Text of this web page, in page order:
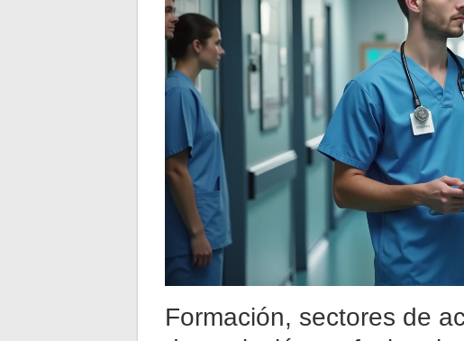
Formación, sectores de